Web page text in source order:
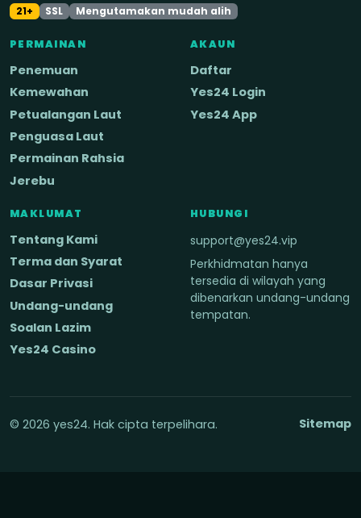
21+ SSL Mengutamakan mudah alih
PERMAINAN
Penemuan
Kemewahan
Petualangan Laut
Penguasa Laut
Permainan Rahsia
Jerebu
AKAUN
Daftar
Yes24 Login
Yes24 App
MAKLUMAT
Tentang Kami
Terma dan Syarat
Dasar Privasi
Undang-undang
Soalan Lazim
Yes24 Casino
HUBUNGI
support@yes24.vip
Perkhidmatan hanya
tersedia di wilayah yang
dibenarkan undang-undang
tempatan.
© 2026 yes24. Hak cipta terpelihara. Sitemap